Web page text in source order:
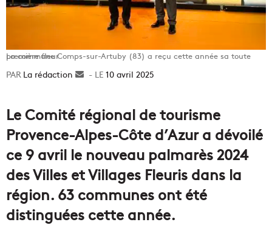
La commune Comps-sur-Artuby (83) a reçu cette année sa toute première fleur
La rédaction
Envoyer10 avril 2025
Le Comité régional de tourisme
Provence-Alpes-Côte d’Azur a dévoilé
ce 9 avril le nouveau palmarès 2024
des Villes et Villages Fleuris dans la
région. 63 communes ont été
distinguées cette année.